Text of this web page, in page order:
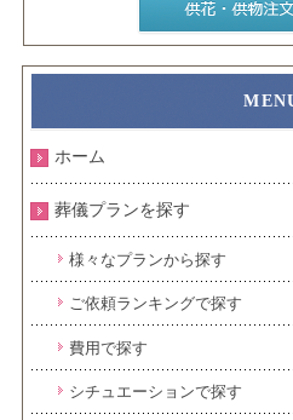
ホーム
葬儀プランを探す
様々なプランから探す
ご依頼ランキングで探す
費用で探す
シチュエーションで探す